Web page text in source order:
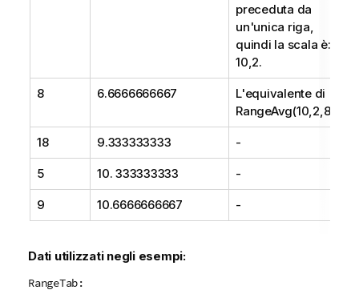
preceduta da
un'unica riga,
quindi la scala è:
10,2.
8 6.6666666667
L'equivalente di
RangeAvg(10,2,8)
18 9.333333333 -
5 10. 333333333 -
9 10.6666666667 -
Dati utilizzati negli esempi:
RangeTab: